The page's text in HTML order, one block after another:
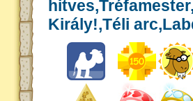
Király!,Téli